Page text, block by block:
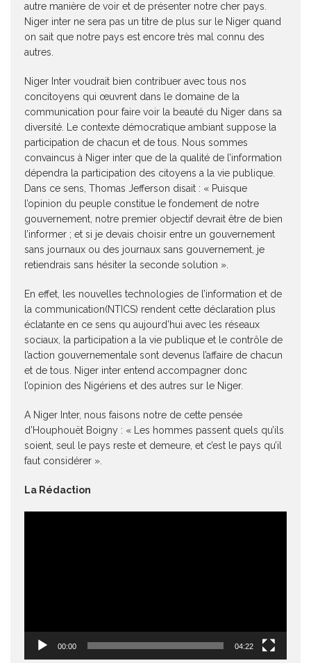
autre manière de voir et de présenter notre cher pays.
Niger inter ne sera pas un titre de plus sur le Niger quand
on sait que notre pays est encore très mal connu des
autres.
Niger Inter voudrait bien contribuer avec tous nos
concitoyens qui œuvrent dans le domaine de la
communication pour faire voir la beauté du Niger dans sa
diversité. Le contexte démocratique ambiant suppose la
participation de chacun et de tous. Nous sommes
convaincus à Niger inter que de la qualité de l’information
dépendra la participation des citoyens a la vie publique.
Dans ce sens, Thomas Jefferson disait : « Puisque
l’opinion du peuple constitue le fondement de notre
gouvernement, notre premier objectif devrait être de bien
l’informer ; et si je devais choisir entre un gouvernement
sans journaux ou des journaux sans gouvernement, je
retiendrais sans hésiter la seconde solution ».
En effet, les nouvelles technologies de l’information et de
la communication(NTICS) rendent cette déclaration plus
éclatante en ce sens qu aujourd’hui avec les réseaux
sociaux, la participation a la vie publique et le contrôle de
l’action gouvernementale sont devenus l’affaire de chacun
et de tous. Niger inter entend accompagner donc
l’opinion des Nigériens et des autres sur le Niger.
A Niger Inter, nous faisons notre de cette pensée
d’Houphouët Boigny : « Les hommes passent quels qu’ils
soient, seul le pays reste et demeure, et c’est le pays qu’il
faut considérer ».
La Rédaction
00:00 04:22